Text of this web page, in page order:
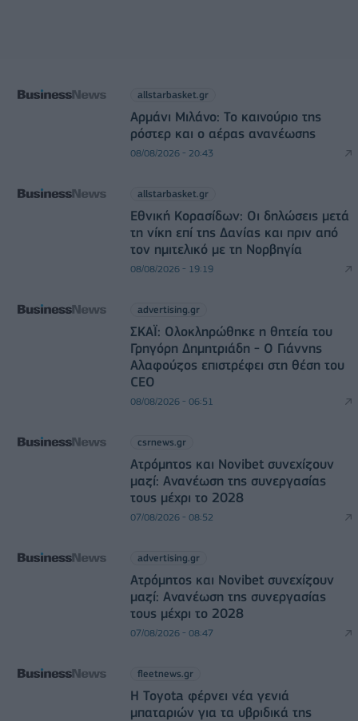
allstarbasket.gr
Αρμάνι Μιλάνο: Το καινούριο της
ρόστερ και ο αέρας ανανέωσης
08/08/2026 - 20:43
allstarbasket.gr
Εθνική Κορασίδων: Οι δηλώσεις μετά
τη νίκη επί της Δανίας και πριν από
τον ημιτελικό με τη Νορβηγία
08/08/2026 - 19:19
advertising.gr
ΣΚΑΪ: Ολοκληρώθηκε η θητεία του
Γρηγόρη Δημητριάδη - Ο Γιάννης
Αλαφούζος επιστρέφει στη θέση του
CEO
08/08/2026 - 06:51
csrnews.gr
Ατρόμητος και Novibet συνεχίζουν
μαζί: Ανανέωση της συνεργασίας
τους μέχρι το 2028
07/08/2026 - 08:52
advertising.gr
Ατρόμητος και Novibet συνεχίζουν
μαζί: Ανανέωση της συνεργασίας
τους μέχρι το 2028
07/08/2026 - 08:47
fleetnews.gr
Η Toyota φέρνει νέα γενιά
μπαταριών για τα υβριδικά της